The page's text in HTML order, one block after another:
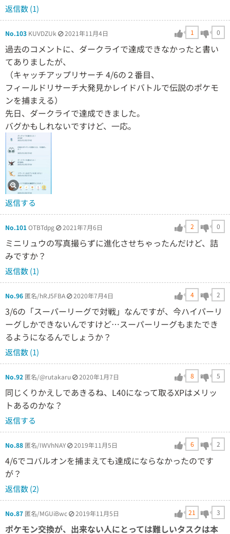
返信数 (1)
No.103 KUVDZUk 2021年11月4日 1 0
過去のコメントに、ダークライで達成できなかったと書い
てありましたが、
（キャッチアップリサーチ 4/6の２番目、
フィールドリサーチ大発見かレイドバトルで伝説のポケモ
ンを捕まえる）
先日、ダークライで達成できました。
バグかもしれないですけど、一応。
返信する
No.101OTBTdpg 2021年7月6日 2 0
ミニリュウの写真撮らずに進化させちゃったんだけど、詰
みですか？
返信数 (1)
No.96 匿名/hRJ5FBA 2020年7月4日 4 2
3/6の「スーパーリーグで対戦」なんですが、今ハイパーリ
ーグしかできないんですけど…スーパーリーグもまたでき
るようになるんでしょうか？
返信数 (1)
No.92 匿名/@rutakaru 2020年1月7日 8 5
同じくりかえしであきるね、L40になって取るXPはメリッ
トあるのかな？
返信する
No.88 匿名/IWVhNAY 2019年11月5日 6 2
4/6でコバルオンを捕まえても達成にならなかったのです
が？
返信数 (2)
No.87 匿名/MGUiBwc 2019年11月5日 21 3
ポケモン交換が、出来ない人にとっては難しいタスクは本